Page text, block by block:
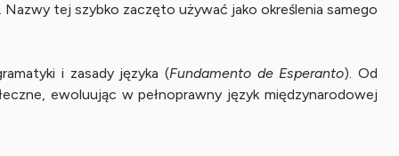
tej szybko zaczęto używać jako określenia samego
i zasady języka (Fundamento de Esperanto). Od
ewoluując w pełnoprawny język międzynarodowej